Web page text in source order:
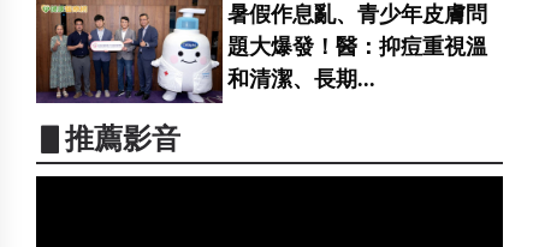
暑假作息亂、青少年皮膚問
題大爆發！醫：抑痘重視溫
和清潔、長期...
▋推薦影音